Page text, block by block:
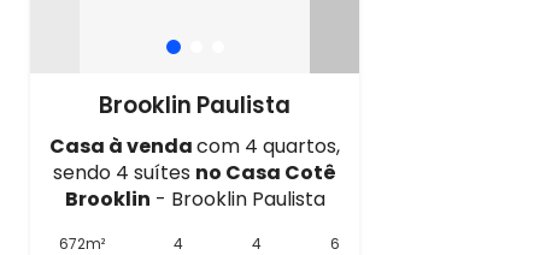
Brooklin Paulista
Casa à vendacom 4 quartos,
sendo 4 suítes no Casa Cotê
Brooklin - Brooklin Paulista
672m² 4 4 6